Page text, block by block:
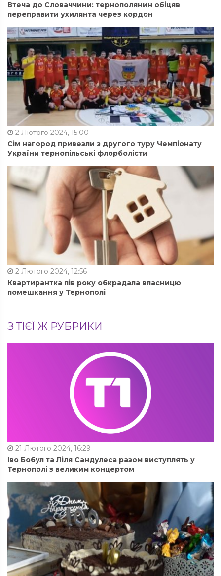
Втеча до Словаччини: тернополянин обіцяв
переправити ухилянта через кордон
2 Лютого 2024, 15:00
Сім нагород привезли з другого туру Чемпіонату
України тернопільські флорболісти
2 Лютого 2024, 12:56
Квартирантка пів року обкрадала власницю
помешкання у Тернополі
З ТІЄЇ Ж РУБРИКИ
21 Лютого 2024, 16:29
Іво Бобул та Ліля Сандулеса разом виступлять у
Тернополі з великим концертом